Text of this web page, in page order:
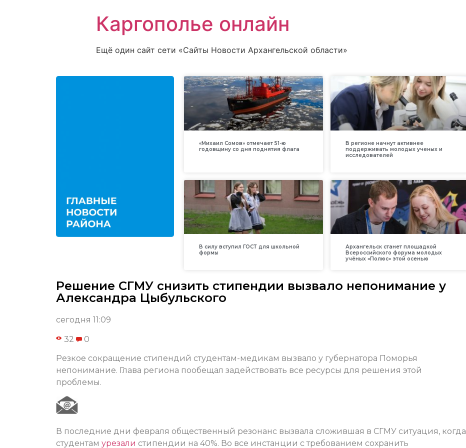
Каргополье онлайн
Ещё один сайт сети «Сайты Новости Архангельской области»
«Михаил Сомов» отмечает 51-ю
годовщину со дня поднятия флага
В регионе начнут активнее
поддерживать молодых ученых и
исследователей
В силу вступил ГОСТ для школьной
формы
Архангельск станет площадкой
Всероссийского форума молодых
учёных «Полюс» этой осенью
Решение СГМУ снизить стипендии вызвало непонимание у
Александра Цыбульского
сегодня 11:09
32 0
Резкое сокращение стипендий студентам-медикам вызвало у губернатора Поморья
непонимание. Глава региона пообещал задействовать все ресурсы для решения этой
проблемы.
В последние дни февраля общественный резонанс вызвала сложившая в СГМУ ситуация, когда
студентам урезали стипендии на 40%. Во все инстанции с требованием сохранить